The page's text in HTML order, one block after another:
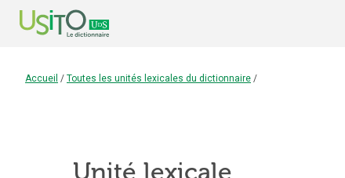
Accueil / Toutes les unités lexicales du dictionnaire /
Unité lexicale